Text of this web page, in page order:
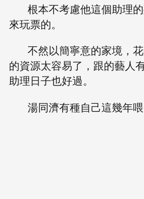
根本不考慮他這個助理
來玩票的。
不然以簡寧意的家境，
的資源太容易了，跟的藝人
助理日子也好過。
湯同濟有種自己這幾年喂